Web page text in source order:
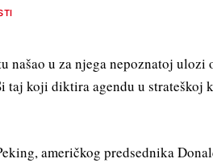
našao u za njega nepoznatoj
taj koji diktira agendu u strateškoj
američkog predsednika